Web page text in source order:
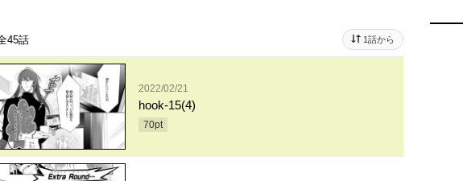
45話 1話から
2022/02/21
hook-15(4)
70pt